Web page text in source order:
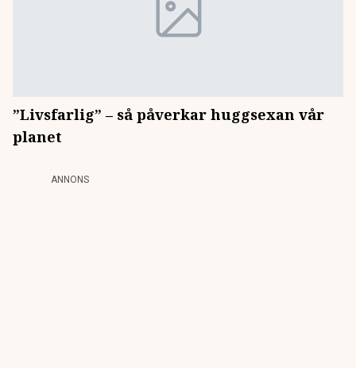
”Livsfarlig” – så påverkar huggsexan vår
planet
ANNONS